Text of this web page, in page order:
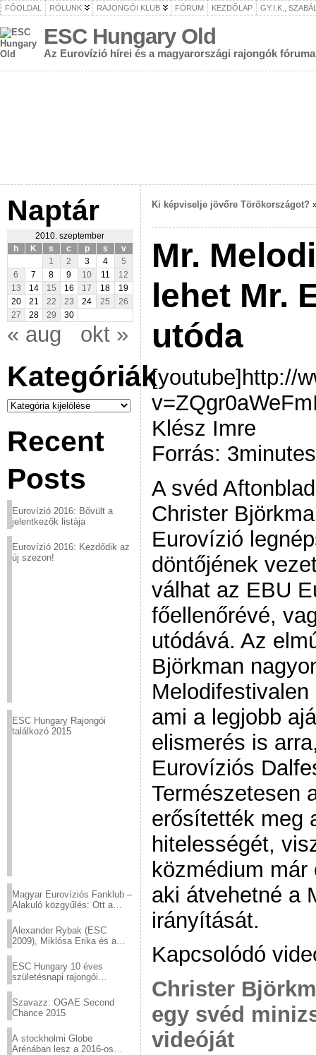
FŐOLDAL RÓLUNK RAJONGÓI KLUB FÓRUM KEZDŐLAP GY.I.K.,
ESC Hungary Old
Az Eurovízió hírei és a magyarországi rajongók fóruma
Naptár
2010. szeptember
h
K s c p s
v
1
2 3 4
5
6
7 8 9 10 11
12
13
14 15 16 17 18
19
20
21 22 23 24 25
26
27
28 29 30
« aug okt »
Kategóriák
Kategóriák
Recent
Posts
Eurovízió 2016: Bővült a
jelentkezők listája
Eurovízió 2016: Kezdődik az
új szezon!
ESC Hungary Rajongói
találkozó 2015
Magyar Eurovíziós Fanklub –
Alakuló közgyűlés: Ott a
Alexander Rybak (ESC
2009), Miklósa Erika és a
sztárjai a Margitszigeten
ESC Hungary 10 éves
születésnapi rajongói
Szavazz: OGAE Second
Chance 2015
A stockholmi Globe
Arénában lesz a 2016-os
Ki képviselje jövőre Törökországot?
Mr.
lehet Mr.
utóda
[youtube]http://
Klész Imre
Forrás:
A svéd
Christer
Eurovízió
döntőjének
válhat az EBU
főellenőrévé,
utódává. Az
Björkman
ami a legjobb
elismerés is
Eurovíziós
Természetesen
erősítették meg
hitelességét,
közmédium
aki átvehetné a
irányítását.
Kapcsolódó
Christer
egy svéd
videóját